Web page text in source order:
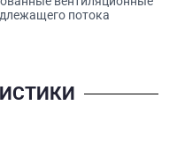
потока